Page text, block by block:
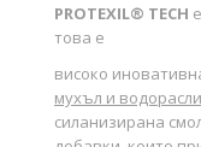
PROTEXIL® TECH е
това е
високо
мухъл и водорасли
силанизирана